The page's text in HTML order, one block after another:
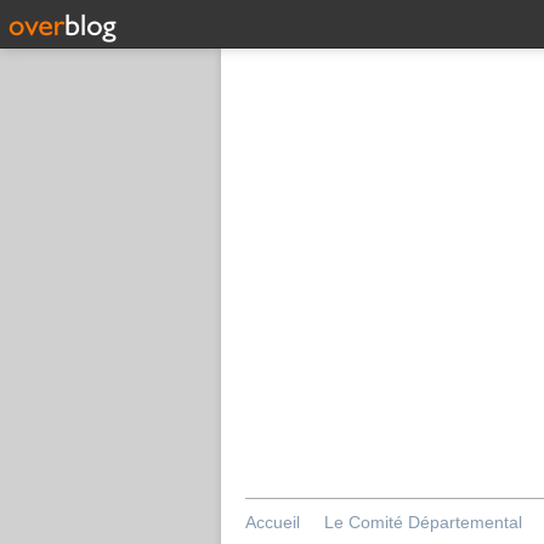
Accueil Le Comité Départemental